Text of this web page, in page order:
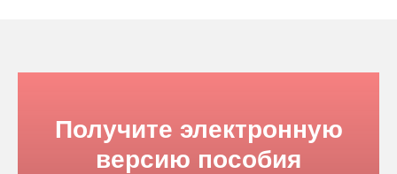
Получите электронную
версию пособия